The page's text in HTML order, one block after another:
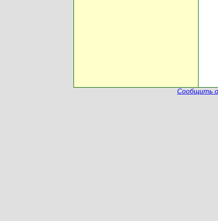
Сообщить о